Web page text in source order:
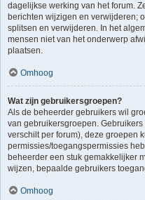
dagelijkse werking van het forum.
berichten wijzigen en verwijderen;
splitsen en verwijderen. In het
mensen niet van het onderwerp
plaatsen.
Omhoog
Wat zijn gebruikersgroepen?
Als de beheerder gebruikers wil
van gebruikersgroepen.
verschilt per forum), deze groepen
permissies/toegangspermissies
beheerder een stuk gemakkelijker
wijzen, bepaalde gebruikers
Omhoog